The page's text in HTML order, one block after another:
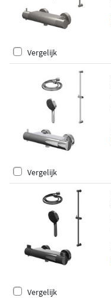
Vergelijk
Vergelijk
Vergelijk